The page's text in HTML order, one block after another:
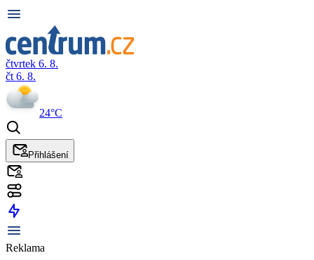
čtvrtek 6. 8.
čt 6. 8.
24°C
Přihlášení
Reklama